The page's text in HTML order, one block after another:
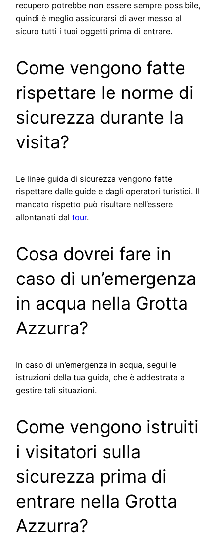
recupero potrebbe non essere sempre possibile,
quindi è meglio assicurarsi di aver messo al
sicuro tutti i tuoi oggetti prima di entrare.
Come vengono fatte
rispettare le norme di
sicurezza durante la
visita?
Le linee guida di sicurezza vengono fatte
rispettare dalle guide e dagli operatori turistici. Il
mancato rispetto può risultare nell’essere
allontanati dal tour.
Cosa dovrei fare in
caso di un’emergenza
in acqua nella Grotta
Azzurra?
In caso di un’emergenza in acqua, segui le
istruzioni della tua guida, che è addestrata a
gestire tali situazioni.
Come vengono istruiti
i visitatori sulla
sicurezza prima di
entrare nella Grotta
Azzurra?